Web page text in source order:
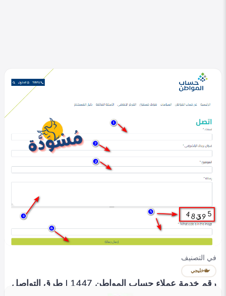
في التصنيف
خليجي
رقم خدمة عملاء حساب المواطن 1447 | طرق التواصل